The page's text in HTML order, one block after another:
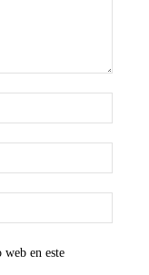
web:
en este